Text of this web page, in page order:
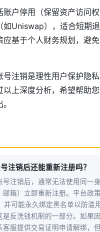
账户停用（保留资产访问
如Uniswap），适合短期
应基于个人财务规划，避
号注销是理性用户保护隐
以上深度分析，希望帮助您
注销后还能重新注册吗？
号注销后，通常无法使用同一
邮箱）立即重新注册。平台政
并可能永久绑定黑名单以防滥
是反洗钱机制的一部分。如果
客服提供交易证明申请解绑，